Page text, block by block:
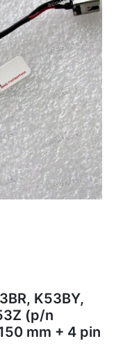
K53BY,
(p/n
mm + 4 pin